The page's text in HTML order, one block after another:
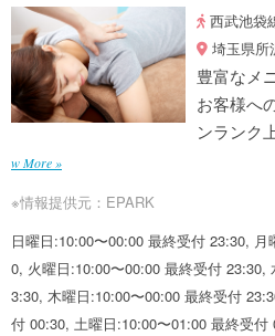
西武池袋
埼玉県所
豊富なメ
お客様へ
ンランク
w More »
※情報提供元：EPARK
日曜日:10:00〜00:00 最終受付 23:30,
0, 火曜日:10:00〜00:00 最終受付 23:30,
3:30, 木曜日:10:00〜00:00 最終受付
付 00:30, 土曜日:10:00〜01:00 最終受